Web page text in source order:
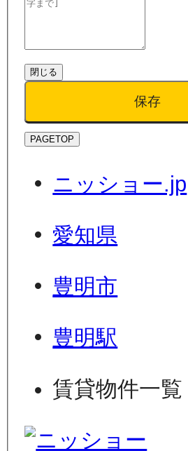
閉じる
保存
PAGETOP
ニッショー.jp
愛知県
豊明市
豊明駅
賃貸物件一覧